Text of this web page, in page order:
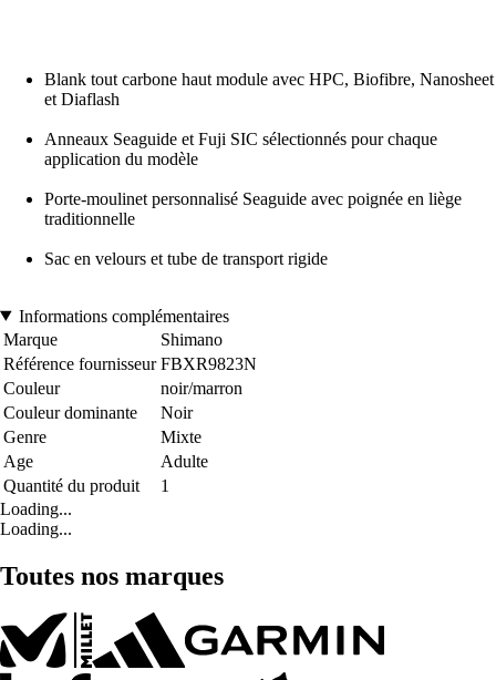
Blank tout carbone haut module avec HPC, Biofibre, Nanosheet
et Diaflash
Anneaux Seaguide et Fuji SIC sélectionnés pour chaque
application du modèle
Porte-moulinet personnalisé Seaguide avec poignée en liège
traditionnelle
Sac en velours et tube de transport rigide
Informations complémentaires
Marque
Shimano
Référence fournisseur FBXR9823N
Couleur
noir/marron
Couleur dominante
Noir
Genre
Mixte
Age
Adulte
Quantité du produit
1
Loading...
Loading...
Toutes nos marques